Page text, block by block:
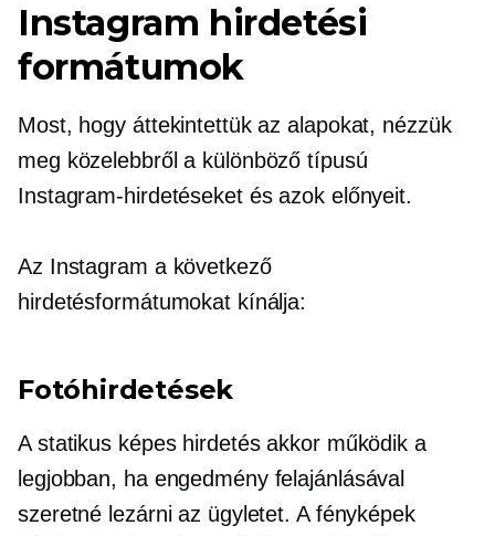
Instagram hirdetési
formátumok
Most, hogy áttekintettük az alapokat, nézzük
meg közelebbről a különböző típusú
Instagram-hirdetéseket és azok előnyeit.
Az Instagram a következő
hirdetésformátumokat kínálja:
Fotóhirdetések
A statikus képes hirdetés akkor működik a
legjobban, ha engedmény felajánlásával
szeretné lezárni az ügyletet. A fényképek